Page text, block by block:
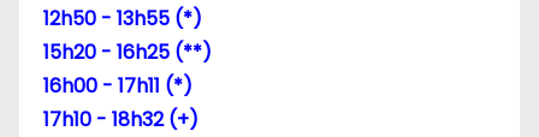
12h50 - 13h55 (*)
15h20 - 16h25 (**)
16h00 - 17h11 (*)
17h10 - 18h32 (+)